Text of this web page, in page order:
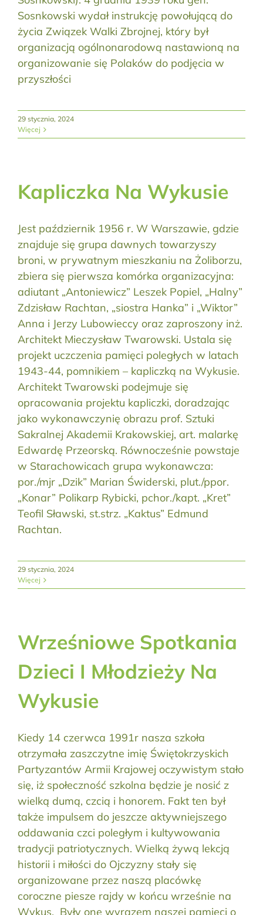
Sosnkowski wydał instrukcję powołującą do
życia Związek Walki Zbrojnej, który był
organizacją ogólnonarodową nastawioną na
organizowanie się Polaków do podjęcia w
przyszłości
29 stycznia, 2024
Więcej
Kapliczka Na Wykusie
Jest październik 1956 r. W Warszawie, gdzie
znajduje się grupa dawnych towarzyszy
broni, w prywatnym mieszkaniu na Żoliborzu,
zbiera się pierwsza komórka organizacyjna:
adiutant „Antoniewicz” Leszek Popiel, „Halny”
Zdzisław Rachtan, „siostra Hanka” i „Wiktor”
Anna i Jerzy Lubowieccy oraz zaproszony inż.
Architekt Mieczysław Twarowski. Ustala się
projekt uczczenia pamięci poległych w latach
1943-44, pomnikiem – kapliczką na Wykusie.
Architekt Twarowski podejmuje się
opracowania projektu kapliczki, doradzając
jako wykonawczynię obrazu prof. Sztuki
Sakralnej Akademii Krakowskiej, art. malarkę
Edwardę Przeorską. Równocześnie powstaje
w Starachowicach grupa wykonawcza:
por./mjr „Dzik” Marian Świderski, plut./ppor.
„Konar” Polikarp Rybicki, pchor./kapt. „Kret”
Teofil Sławski, st.strz. „Kaktus” Edmund
Rachtan.
29 stycznia, 2024
Więcej
Wrześniowe Spotkania
Dzieci I Młodzieży Na
Wykusie
Kiedy 14 czerwca 1991r nasza szkoła
otrzymała zaszczytne imię Świętokrzyskich
Partyzantów Armii Krajowej oczywistym stało
się, iż społeczność szkolna będzie je nosić z
wielką dumą, czcią i honorem. Fakt ten był
także impulsem do jeszcze aktywniejszego
oddawania czci poległym i kultywowania
tradycji patriotycznych. Wielką żywą lekcją
historii i miłości do Ojczyzny stały się
organizowane przez naszą placówkę
coroczne piesze rajdy w końcu wrześnie na
Wykus. Były one wyrazem naszej pamięci o